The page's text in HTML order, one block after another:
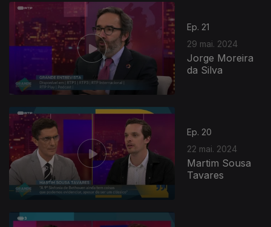
Ep. 21
29 mai. 2024
Jorge Moreira
da Silva
Ep. 20
22 mai. 2024
Martim Sousa
Tavares